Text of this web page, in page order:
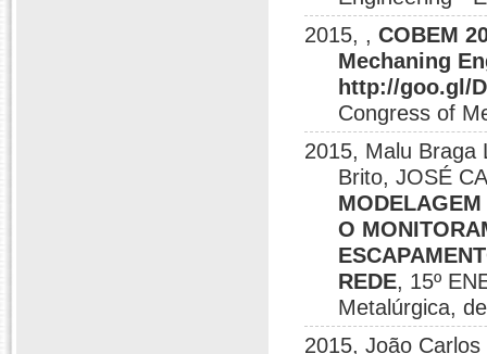
2015, , COBEM
Mechaning
http://goo.gl/
Congress of
2015, Malu Braga
Brito, JOSÉ
O
REDE, 15º
Metalúrgica,
2015, João